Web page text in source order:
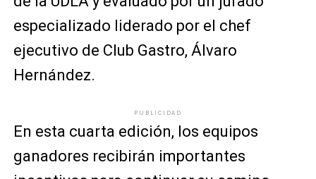
especializado liderado por el chef
ejecutivo de Club Gastro, Álvaro
Hernández.
PUBLICIDAD
En esta cuarta edición, los equipos
ganadores recibirán importantes